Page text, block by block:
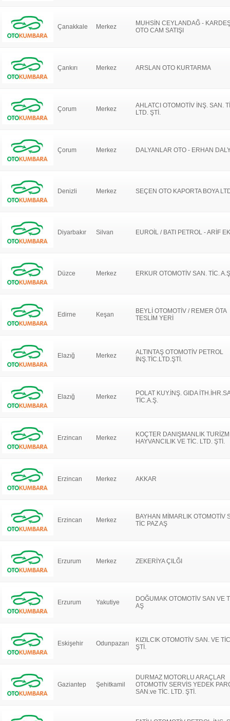
Çanakkale Merkez
MUHSİN CEYLANDAĞ -
OTO CAM SATIŞI
Çankırı Merkez ARSLAN OTO KURTARMA
Çorum Merkez
AHLATCI OTOMOTİV İNŞ. SAN.
LTD. ŞTİ.
Çorum Merkez DALYANLAR OTO - ERHAN
Denizli Merkez SEÇEN OTO KAPORTA BOYA
Diyarbakır Silvan EUROİL / BATI PETROL - ARİF
Düzce Merkez ERKUR OTOMOTİV SAN. TİC.
Edirne Keşan
BEYLİ OTOMOTİV / REMER ÖTA
TESLİM YERİ
Elazığ Merkez
ALTINTAŞ OTOMOTİV PETROL
İNŞ.TİC.LTD.ŞTİ.
Elazığ Merkez
POLAT KUY.İNŞ. GIDA
TİC.A.Ş.
Erzincan Merkez
KOÇTER DANIŞMANLIK TURİZM
HAYVANCILIK VE TİC. LTD. ŞTİ.
Erzincan Merkez AKKAR
Erzincan Merkez
BAYHAN MİMARLIK OTOMOTİV
TİC PAZ AŞ
Erzurum Merkez ZEKERİYA ÇILĞI
Erzurum Yakutiye
DOĞUMAK OTOMOTİV SAN VE
AŞ
Eskişehir Odunpazarı
KIZILCIK OTOMOTİV SAN. VE
ŞTİ.
Gaziantep Şehitkamil
DURMAZ MOTORLU ARAÇLAR
OTOMOTİV SERVİS YEDEK
SAN.ve TİC. LTD. ŞTİ.